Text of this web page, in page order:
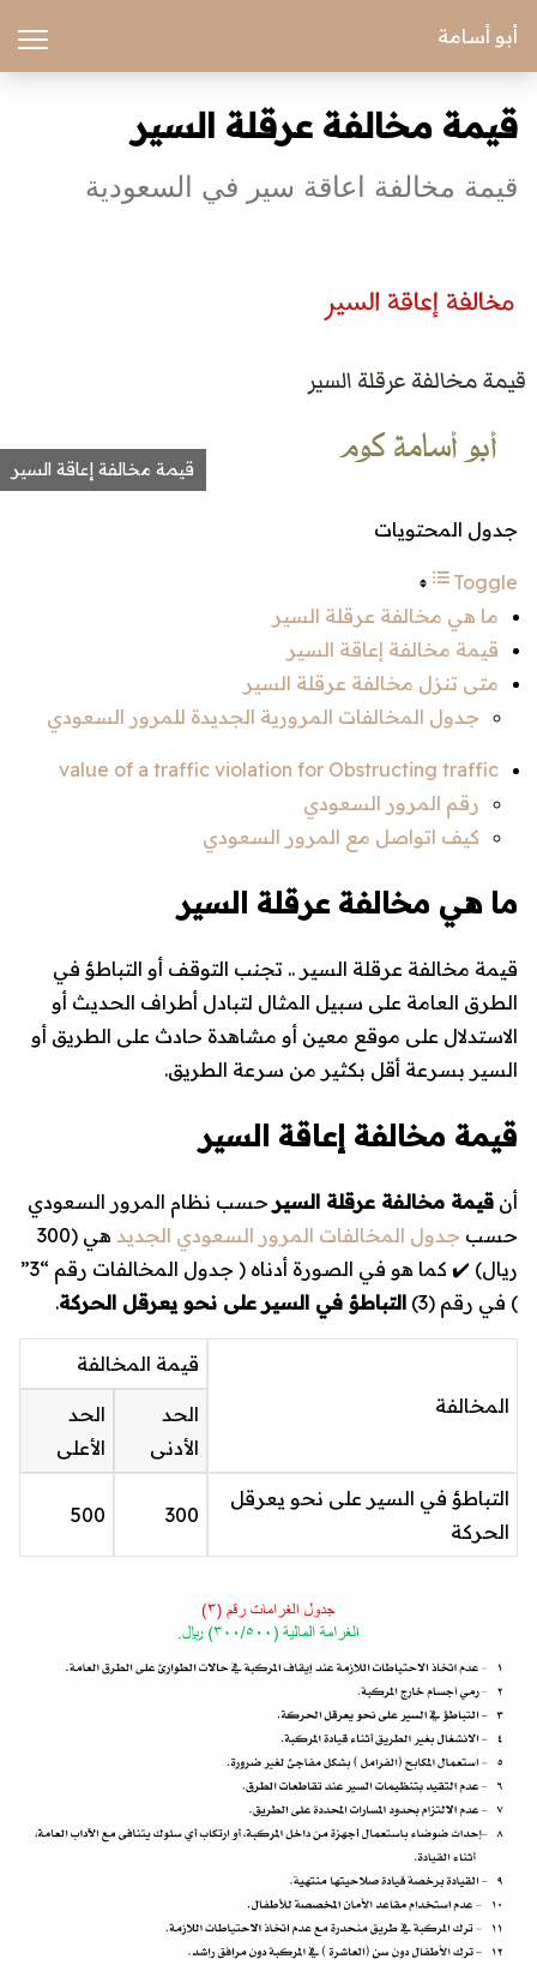
أبو أسامة
قيمة مخالفة عرقلة السير
قيمة مخالفة اعاقة سير في السعودية
قيمة مخالفة إعاقة السير
جدول المحتويات
Toggle
ما هي مخالفة عرقلة السير
قيمة مخالفة إعاقة السير
متى تنزل مخالفة عرقلة السير
جدول المخالفات المرورية الجديدة للمرور السعودي
value of a traffic violation for Obstructing traffic
رقم المرور السعودي
كيف اتواصل مع المرور السعودي
ما هي مخالفة عرقلة السير
قيمة مخالفة عرقلة السير .. تجنب التوقف أو التباطؤ في
الطرق العامة على سبيل المثال لتبادل أطراف الحديث أو
الاستدلال على موقع معين أو مشاهدة حادث على الطريق أو
السير بسرعة أقل بكثير من سرعة الطريق.
قيمة مخالفة إعاقة السير
أن قيمة مخالفة عرقلة السير حسب نظام المرور السعودي
حسب جدول المخالفات المرور السعودي الجديد هي (300
ريال
) ✔️ كما هو في الصورة أدناه ( جدول المخالفات رقم “3”
) في رقم (3)
التباطؤ في السير على نحو يعرقل الحركة.
المخالفة
قيمة المخالفة
الحد
الأدنى
الحد
الأعلى
التباطؤ في السير على نحو يعرقل
الحركة
300
500